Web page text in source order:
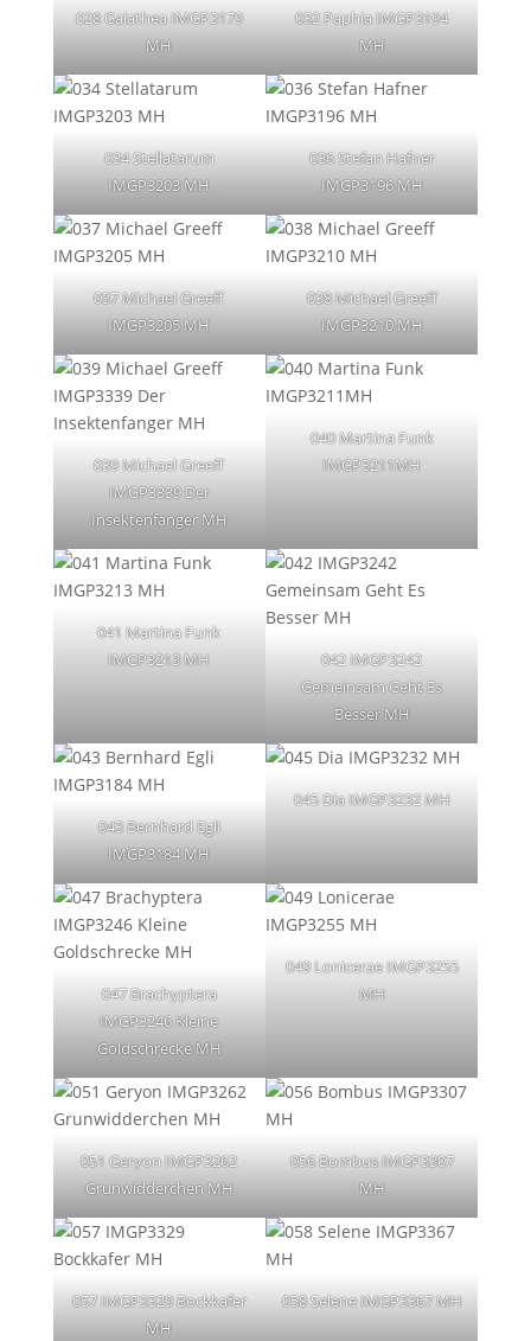
028 Galathea IMGP3179
MH
032 Paphia IMGP3194
MH
034 Stellatarum
IMGP3203 MH
036 Stefan Hafner
IMGP3196 MH
037 Michael Greeff
IMGP3205 MH
038 Michael Greeff
IMGP3210 MH
039 Michael Greeff
IMGP3339 Der
Insektenfanger MH
040 Martina Funk
IMGP3211MH
041 Martina Funk
IMGP3213 MH
042 IMGP3242
Gemeinsam Geht Es
Besser MH
043 Bernhard Egli
IMGP3184 MH
045 Dia IMGP3232 MH
047 Brachyptera
IMGP3246 Kleine
Goldschrecke MH
049 Lonicerae IMGP3255
MH
051 Geryon IMGP3262
Grunwidderchen MH
056 Bombus IMGP3307
MH
057 IMGP3329 Bockkafer
MH
058 Selene IMGP3367 MH